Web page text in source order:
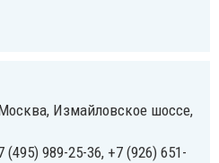
Измайловское шоссе,
(495) 989-25-36, +7 (926) 651-